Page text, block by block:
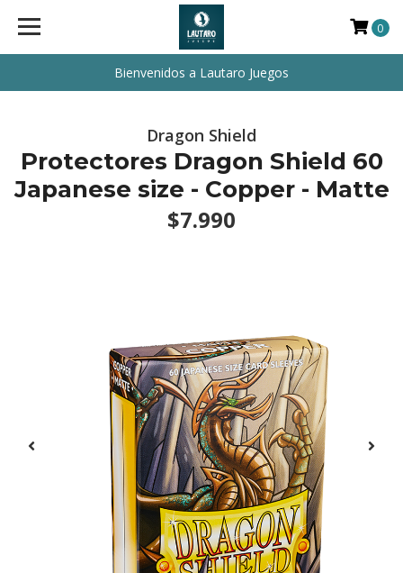
Bienvenidos a Lautaro Juegos
0
Dragon Shield
Protectores Dragon Shield 60
Japanese size - Copper - Matte
$7.990